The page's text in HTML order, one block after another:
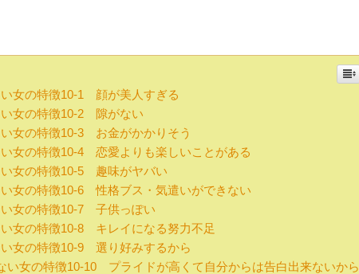
女の特徴10-1 顔が美人すぎる
女の特徴10-2 隙がない
女の特徴10-3 お金がかかりそう
女の特徴10-4 恋愛よりも楽しいことがある
女の特徴10-5 趣味がヤバい
女の特徴10-6 性格ブス・気遣いができない
女の特徴10-7 子供っぽい
女の特徴10-8 キレイになる努力不足
女の特徴10-9 選り好みするから
い女の特徴10-10 プライドが高くて自分からは告白出来ないから